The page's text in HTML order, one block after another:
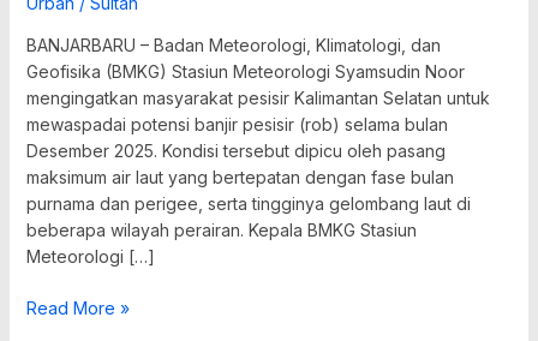
BANJARBARU – Badan Meteorologi, Klimatologi, dan
Geofisika (BMKG) Stasiun Meteorologi Syamsudin Noor
mengingatkan masyarakat pesisir Kalimantan Selatan untuk
mewaspadai potensi banjir pesisir (rob) selama bulan
Desember 2025. Kondisi tersebut dipicu oleh pasang
maksimum air laut yang bertepatan dengan fase bulan
purnama dan perigee, serta tingginya gelombang laut di
beberapa wilayah perairan. Kepala BMKG Stasiun
Meteorologi […]
Read More »